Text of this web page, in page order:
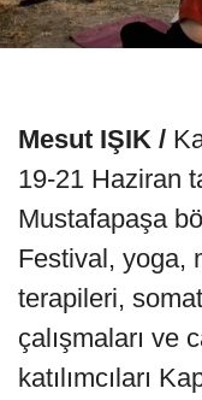
Mesut IŞIK /
19-21 Haziran
Mustafapaşa
Festival, yoga,
terapileri,
çalışmaları ve
katılımcıları